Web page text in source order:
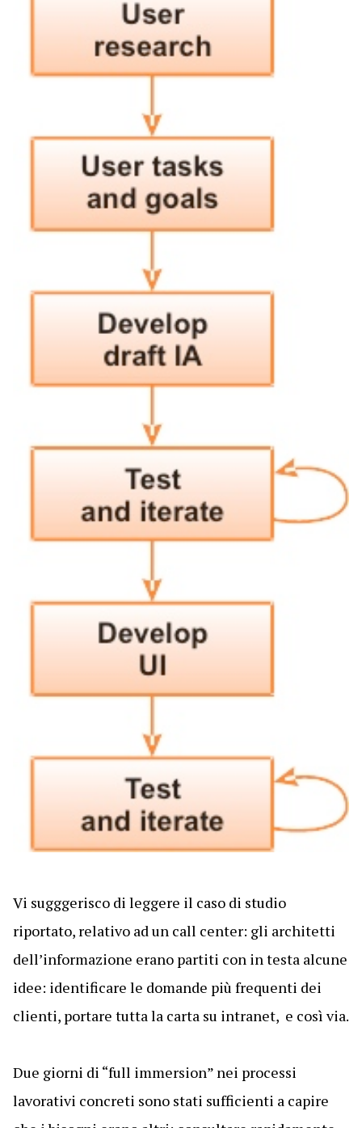
Vi sugggerisco di leggere il caso di studio
riportato, relativo ad un call center: gli architetti
dell’informazione erano partiti con in testa alcune
idee: identificare le domande più frequenti dei
clienti, portare tutta la carta su intranet, e così via.
Due giorni di “full immersion” nei processi
lavorativi concreti sono stati sufficienti a capire